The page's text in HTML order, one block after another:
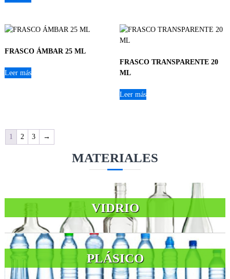
FRASCO ÁMBAR 25 ML
Leer más
FRASCO TRANSPARENTE 20
ML
Leer más
1 2 3 →
MATERIALES
VIDRIO
PLÁSICO